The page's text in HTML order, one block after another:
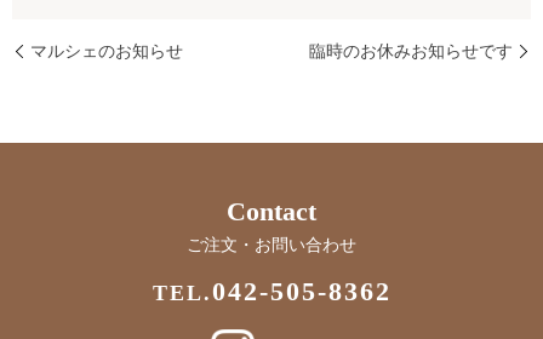
マルシェのお知らせ 臨時のお休みお知らせです
Contact
ご注文・お問い合わせ
TEL.042-505-8362